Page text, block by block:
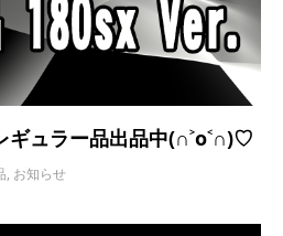
ュラー品出品中(∩˃o˂∩)♡
, お知らせ